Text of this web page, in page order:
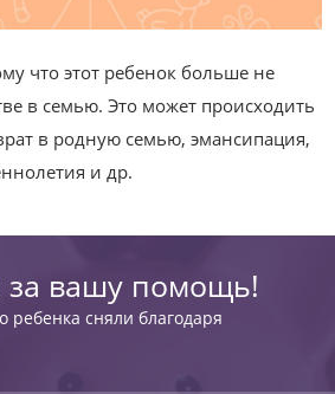
что этот ребенок больше не
в семью. Это может происходить
в родную семью, эмансипация,
и др.
за вашу помощь!
ребенка сняли благодаря